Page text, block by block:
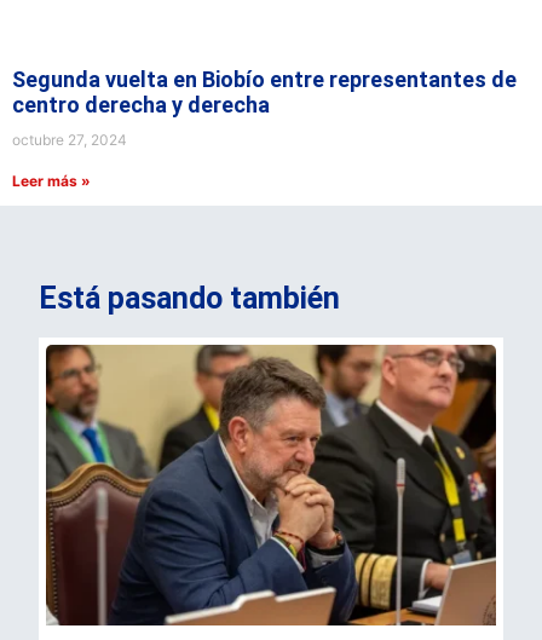
Segunda vuelta en Biobío entre representantes de
centro derecha y derecha
octubre 27, 2024
Leer más »
Está pasando también